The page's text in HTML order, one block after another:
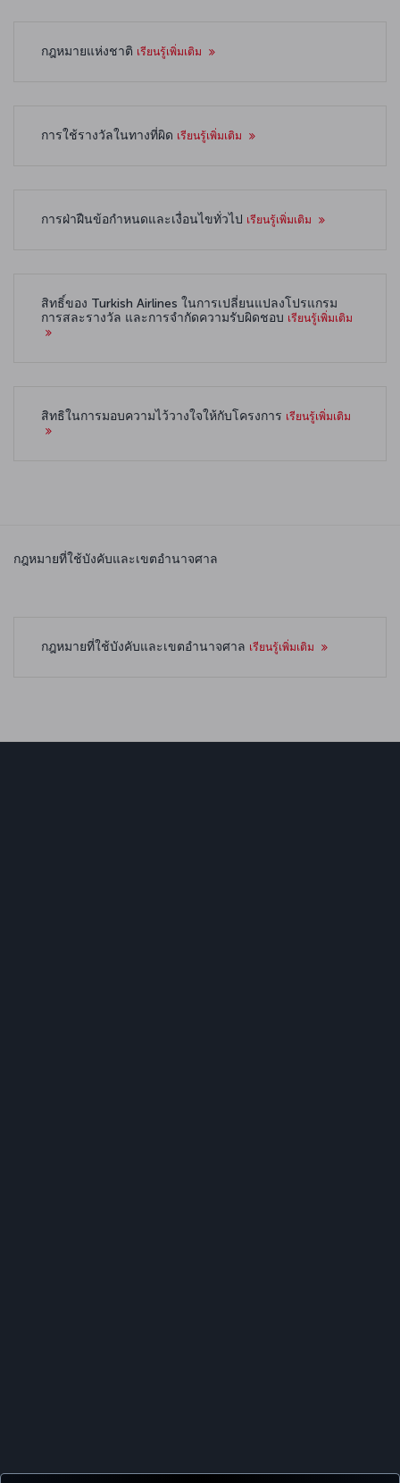
กฎหมายแห่งชาติ เรียนรู้เพิ่มเติม
การใช้รางวัลในทางที่ผิด เรียนรู้เพิ่มเติม
การฝ่าฝืนข้อกำหนดและเงื่อนไขทั่วไป เรียนรู้เพิ่มเติม
สิทธิ์ของ Turkish Airlines ในการเปลี่ยนแปลงโปรแกรม
การสละรางวัล และการจำกัดความรับผิดชอบ เรียนรู้เพิ่มเติม
สิทธิในการมอบความไว้วางใจให้กับโครงการ เรียนรู้เพิ่มเติม
กฎหมายที่ใช้บังคับและเขตอำนาจศาล
กฎหมายที่ใช้บังคับและเขตอำนาจศาล เรียนรู้เพิ่มเติม